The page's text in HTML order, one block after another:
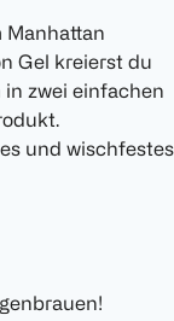
Gel kreierst du
zwei einfachen
und wischfestes